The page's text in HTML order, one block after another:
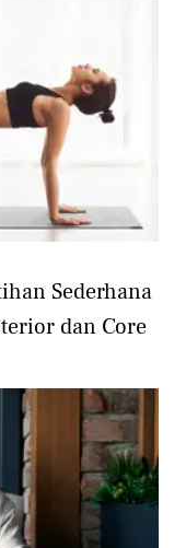
Sederhana
dan Core